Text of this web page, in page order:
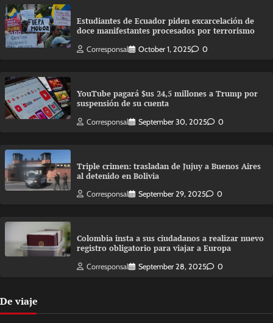
Estudiantes de Ecuador piden excarcelación de
doce manifestantes procesados por terrorismo
Corresponsal October 1, 2025 0
YouTube pagará $us 24,5 millones a Trump por
suspensión de su cuenta
Corresponsal September 30, 2025 0
Triple crimen: trasladan de Jujuy a Buenos Aires
al detenido en Bolivia
Corresponsal September 29, 2025 0
Colombia insta a sus ciudadanos a realizar nuevo
registro obligatorio para viajar a Europa
Corresponsal September 28, 2025 0
De viaje